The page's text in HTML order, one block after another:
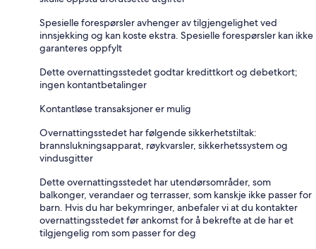
Spesielle forespørsler avhenger av tilgjengelighet ved
innsjekking og kan koste ekstra. Spesielle forespørsler kan ikke
garanteres oppfylt
Dette overnattingsstedet godtar kredittkort og debetkort;
ingen kontantbetalinger
Kontantløse transaksjoner er mulig
Overnattingsstedet har følgende sikkerhetstiltak:
brannslukningsapparat, røykvarsler, sikkerhetssystem og
vindusgitter
Dette overnattingsstedet har utendørsområder, som
balkonger, verandaer og terrasser, som kanskje ikke passer for
barn. Hvis du har bekymringer, anbefaler vi at du kontakter
overnattingsstedet før ankomst for å bekrefte at de har et
tilgjengelig rom som passer for deg